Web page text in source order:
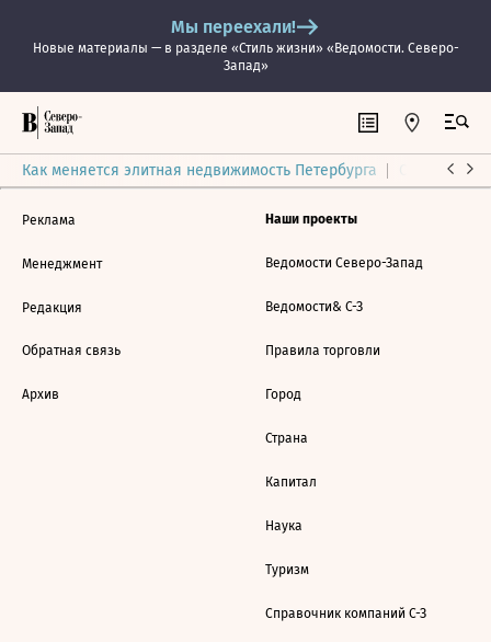
Мы переехали!
Новые материалы — в разделе «Стиль жизни» «Ведомости. Северо-
Запад»
Как меняется элитная недвижимость Петербурга Ситуация
Реклама
Менеджмент
Редакция
Обратная связь
Архив
Наши проекты
Ведомости Северо-Запад
Ведомости& С-З
Правила торговли
Город
Страна
Капитал
Наука
Туризм
Справочник компаний С-З